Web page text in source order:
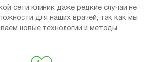
сети клиник даже редкие случаи не
для наших врачей, так как мы
новые технологии и методы